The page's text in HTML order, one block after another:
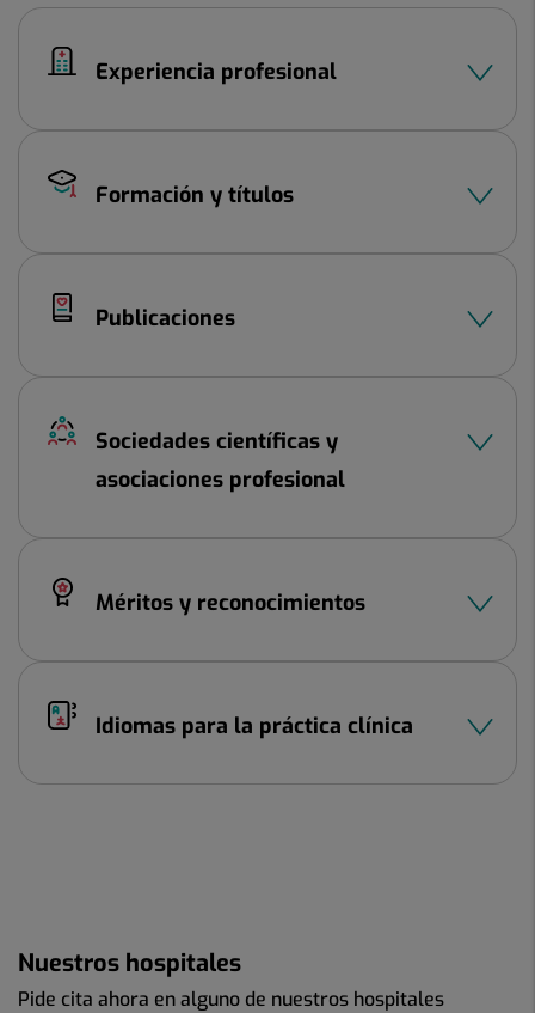
Experiencia profesional
Formación y títulos
Publicaciones
Sociedades científicas y
asociaciones profesional
Méritos y reconocimientos
Idiomas para la práctica clínica
Nuestros hospitales
Pide cita ahora en alguno de nuestros hospitales